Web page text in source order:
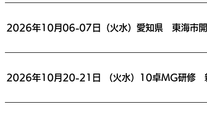
2026年10月20-21日 （火水）10卓MG研修